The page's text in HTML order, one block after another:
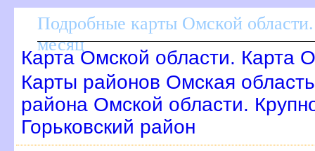
Подробные карты Омской
месяц
Карта Омской области. Карта
Карты районов Омская область
района Омской области.
Горьковский район